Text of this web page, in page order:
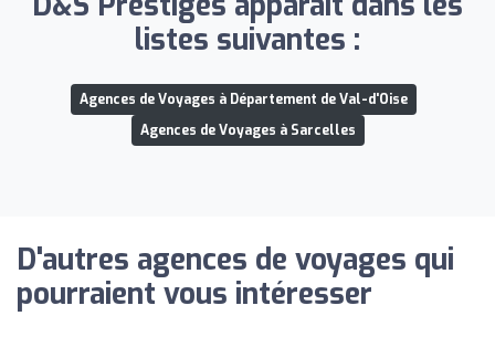
listes suivantes :
Agences de Voyages à Département de Val-d'Oise
Agences de Voyages à Sarcelles
D'autres agences de voyages qui
pourraient vous intéresser